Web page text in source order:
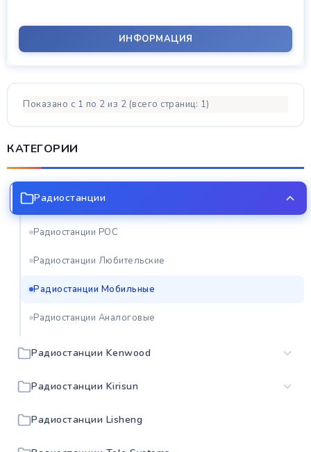
ИНФОРМАЦИЯ
Показано с 1 по 2 из 2 (всего страниц: 1)
КАТЕГОРИИ
Радиостанции
Радиостанции POC
Радиостанции Любительские
Радиостанции Мобильные
Радиостанции Аналоговые
Радиостанции Kenwood
Радиостанции Kirisun
Радиостанции Lisheng